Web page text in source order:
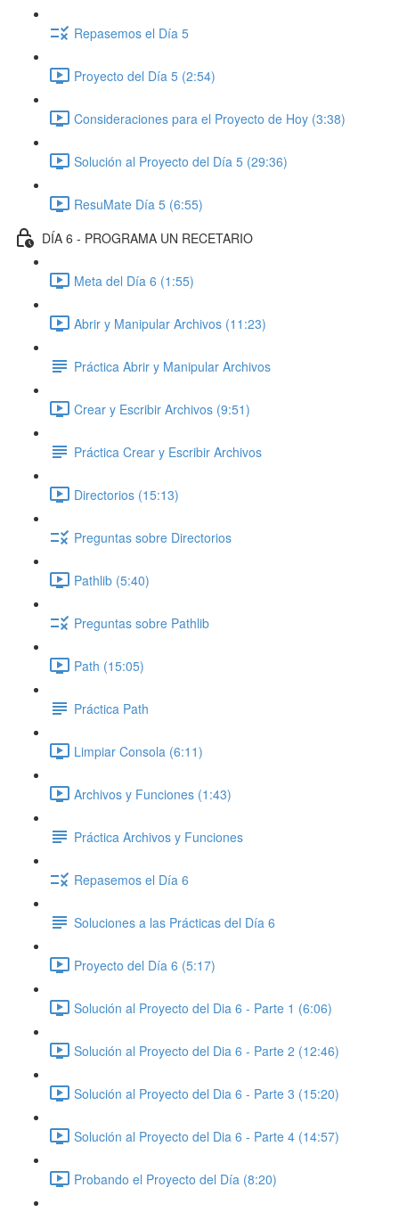
Repasemos el Día 5
Proyecto del Día 5 (2:54)
Consideraciones para el Proyecto de Hoy (3:38)
Solución al Proyecto del Día 5 (29:36)
ResuMate Día 5 (6:55)
DÍA 6 - PROGRAMA UN RECETARIO
Meta del Día 6 (1:55)
Abrir y Manipular Archivos (11:23)
Práctica Abrir y Manipular Archivos
Crear y Escribir Archivos (9:51)
Práctica Crear y Escribir Archivos
Directorios (15:13)
Preguntas sobre Directorios
Pathlib (5:40)
Preguntas sobre Pathlib
Path (15:05)
Práctica Path
Limpiar Consola (6:11)
Archivos y Funciones (1:43)
Práctica Archivos y Funciones
Repasemos el Día 6
Soluciones a las Prácticas del Día 6
Proyecto del Día 6 (5:17)
Solución al Proyecto del Dia 6 - Parte 1 (6:06)
Solución al Proyecto del Dia 6 - Parte 2 (12:46)
Solución al Proyecto del Dia 6 - Parte 3 (15:20)
Solución al Proyecto del Dia 6 - Parte 4 (14:57)
Probando el Proyecto del Día (8:20)